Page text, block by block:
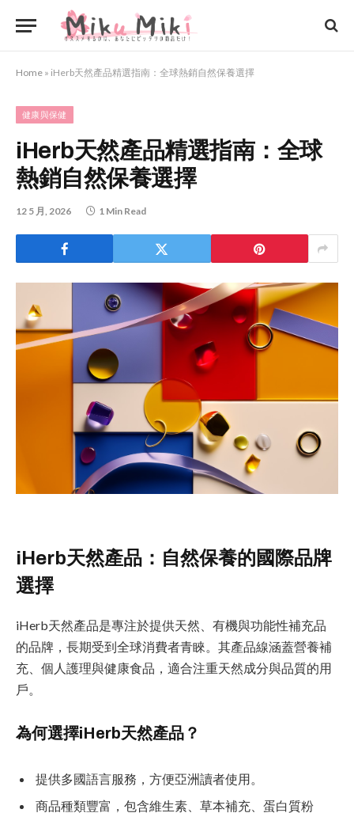
Home » iHerb天然產品精選指南：全球熱銷自然保養選擇
健康與保健
iHerb天然產品精選指南：全球
熱銷自然保養選擇
12 5 月, 2026 1 Min Read
iHerb天然產品：自然保養的國際品牌
選擇
iHerb天然產品是專注於提供天然、有機與功能性補充品
的品牌，長期受到全球消費者青睞。其產品線涵蓋營養補
充、個人護理與健康食品，適合注重天然成分與品質的用
戶。
為何選擇iHerb天然產品？
提供多國語言服務，方便亞洲讀者使用。
商品種類豐富，包含維生素、草本補充、蛋白質粉